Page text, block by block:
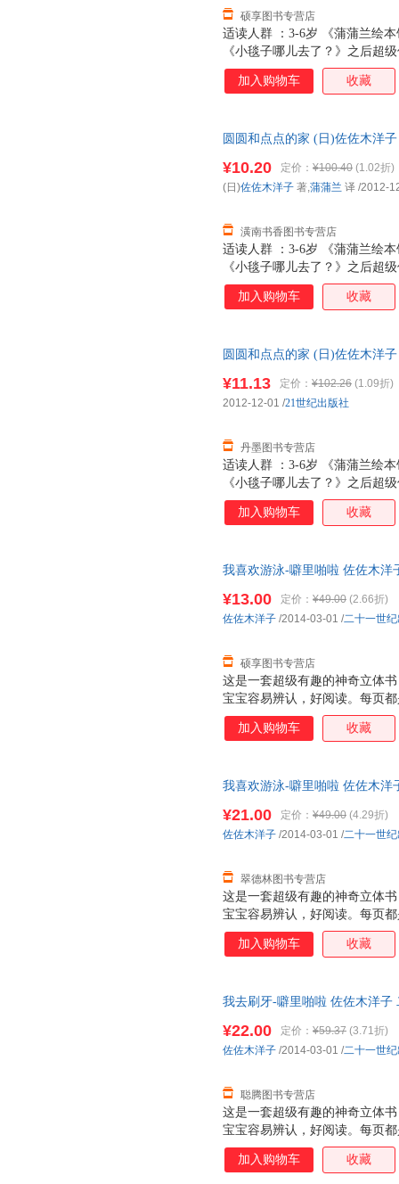
适读人群 ：3-6岁 《蒲蒲兰绘
《小毯子哪儿去了？》之后超
硕享图书专营店
加入购物车 收藏
圆圆和点点的家 (日)佐佐木洋
适读人群 ：3-6岁 《蒲蒲兰绘
《小毯子哪儿去了？》之后超
¥10.20 定价： ¥100.40 (1.02折)
潢南书香图书专营店
(日)佐佐木洋子 著,蒲蒲兰 译 /2012-
加入购物车 收藏
圆圆和点点的家 (日)佐佐木洋
适读人群 ：3-6岁 《蒲蒲兰绘
《小毯子哪儿去了？》之后超
¥11.13 定价： ¥102.26 (1.09折)
丹墨图书专营店
2012-12-01 /21世纪出版社
加入购物车 收藏
我喜欢游泳-噼里啪啦 佐佐木洋
这是一套超级有趣的神奇立体
宝宝容易辨认，好阅读。每页
张诱人，而且采用了一些局部
面，让人看到图画内部的东西
小插页，图案可以根据翻和不
次重复着生活场景，加强宝宝
能力 2. 建立宝宝良好的行为习
¥13.00 定价： ¥49.00 (2.66折)
硕享图书专营店
佐佐木洋子 /2014-03-01 /二十一世
加入购物车 收藏
我喜欢游泳-噼里啪啦 佐佐木洋
这是一套超级有趣的神奇立体
宝宝容易辨认，好阅读。每页
张诱人，而且采用了一些局部
面，让人看到图画内部的东西
小插页，图案可以根据翻和不
次重复着生活场景，加强宝宝
能力 2. 建立宝宝良好的行为习
¥21.00 定价： ¥49.00 (4.29折)
翠德林图书专营店
佐佐木洋子 /2014-03-01 /二十一世
加入购物车 收藏
我去刷牙-噼里啪啦 佐佐木洋子
这是一套超级有趣的神奇立体
宝宝容易辨认，好阅读。每页
张诱人，而且采用了一些局部
面，让人看到图画内部的东西
¥22.00 定价： ¥59.37 (3.71折)
聪腾图书专营店
佐佐木洋子 /2014-03-01 /二十一世
加入购物车 收藏